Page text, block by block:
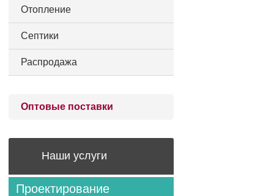
Отопление
Септики
Распродажа
Оптовые поставки
Наши услуги
Проектирование